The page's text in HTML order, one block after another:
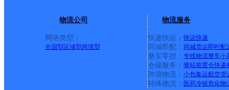
物流公司
网络类型：
全国型 区域型跨境型
物流服务
快递快运： 快运快递
同城即配： 同城货运即时配
整车零担： 专线物流整车小
仓储服务： 驿站前置仓快递
跨境物流： 小包集运航空货
特殊物流： 医药冷链危化物